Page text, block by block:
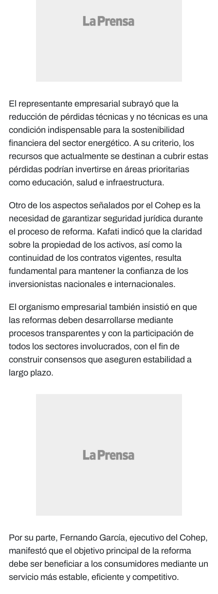
El representante empresarial subrayó que la
reducción de pérdidas técnicas y no técnicas es una
condición indispensable para la sostenibilidad
financiera del sector energético. A su criterio, los
recursos que actualmente se destinan a cubrir estas
pérdidas podrían invertirse en áreas prioritarias
como educación, salud e infraestructura.
Otro de los aspectos señalados por el Cohep es la
necesidad de garantizar seguridad jurídica durante
el proceso de reforma. Kafati indicó que la claridad
sobre la propiedad de los activos, así como la
continuidad de los contratos vigentes, resulta
fundamental para mantener la confianza de los
inversionistas nacionales e internacionales.
El organismo empresarial también insistió en que
las reformas deben desarrollarse mediante
procesos transparentes y con la participación de
todos los sectores involucrados, con el fin de
construir consensos que aseguren estabilidad a
largo plazo.
Por su parte, Fernando García, ejecutivo del Cohep,
manifestó que el objetivo principal de la reforma
debe ser beneficiar a los consumidores mediante un
servicio más estable, eficiente y competitivo.